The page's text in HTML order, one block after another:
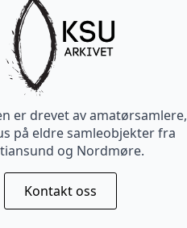
er drevet av amatørsamlere,
på eldre samleobjekter fra
og Nordmøre.
Kontakt oss